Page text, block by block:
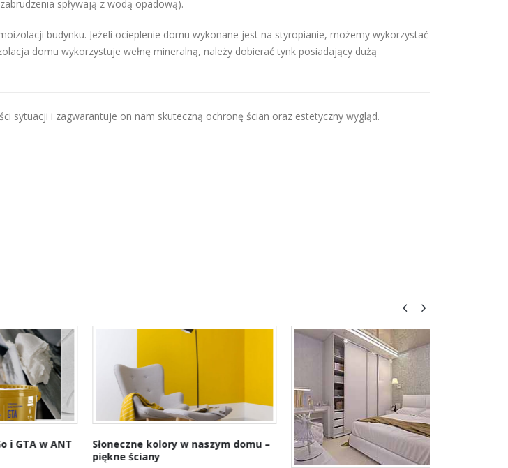
spływają z wodą opadową).
budynku. Jeżeli ocieplenie domu wykonane jest na styropianie, możemy wykorzystać
domu wykorzystuje wełnę mineralną, należy dobierać tynk posiadający dużą
sytuacji i zagwarantuje on nam skuteczną ochronę ścian oraz estetyczny wygląd.
ANT
Słoneczne kolory w naszym domu –
piękne ściany